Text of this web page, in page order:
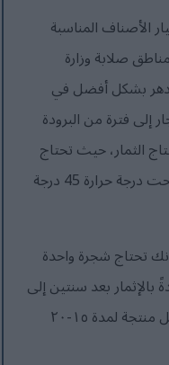
الأصناف المناسبة
صلابة وزارة
من 4 إلى 9، لكنها تزدهر بشكل أفضل في
الأشجار إلى فترة من البرودة
الثمار، حيث تحتاج
معظم الأصناف إلى 600-900 ساعة تحت درجة حرارة 45 درجة
تحتاج شجرة واحدة
بالإثمار بعد سنتين إلى
أربع سنوات من زراعتها، ويمكن أن تظل منتجة لمدة ١٥-٢٠